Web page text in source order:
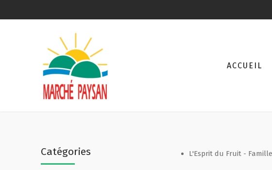
ACCUEIL
Catégories L'Esprit du Fruit -
Qui sommes-nous ?
Devenir membre